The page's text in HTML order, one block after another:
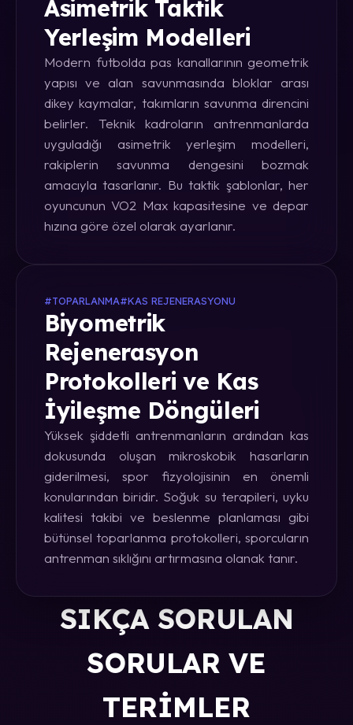
Asimetrik Taktik
Yerleşim Modelleri
Modern futbolda pas kanallarının geometrik
yapısı ve alan savunmasında bloklar arası
dikey kaymalar, takımların savunma direncini
belirler. Teknik kadroların antrenmanlarda
uyguladığı asimetrik yerleşim modelleri,
rakiplerin savunma dengesini bozmak
amacıyla tasarlanır. Bu taktik şablonlar, her
oyuncunun VO2 Max kapasitesine ve depar
hızına göre özel olarak ayarlanır.
#TOPARLANMA#KAS REJENERASYONU
Biyometrik
Rejenerasyon
Protokolleri ve Kas
İyileşme Döngüleri
Yüksek şiddetli antrenmanların ardından kas
dokusunda oluşan mikroskobik hasarların
giderilmesi, spor fizyolojisinin en önemli
konularından biridir. Soğuk su terapileri, uyku
kalitesi takibi ve beslenme planlaması gibi
bütünsel toparlanma protokolleri, sporcuların
antrenman sıklığını artırmasına olanak tanır.
SIKÇA SORULAN
SORULAR VE
TERIMLER